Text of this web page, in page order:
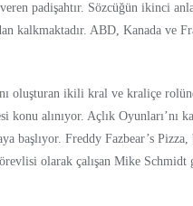
padişahtır. Sözcüğün ikinci
kalkmaktadır. ABD, Kanada ve
oluşturan ikili kral ve kraliçe
alınıyor. Açlık Oyunları’nı
başlıyor. Freddy Fazbear’s
olarak çalışan Mike Schmidt